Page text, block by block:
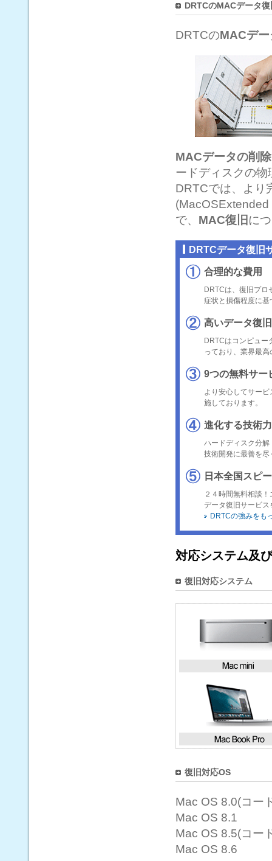
DRTCのMACデータ復
DRTCのMACデ
MACデータの削除
ードディスクの
DRTCでは、より
(MacOSExtended
で、 MAC復旧 に
DRTCデータ復旧
合理的な費用
DRTCは、復旧プロ
症状と損傷程度に
高いデータ復
DRTCはコンピュー
っており、業界最
9つの無料サー
より安心してサー
施しております。
進化する技術力
ハードディスク分
技術開発に最善を尽
日本全国スピ
２４時間無料相談
データ復旧サービ
DRTCの強みをも
対応システム及
復旧対応システム
復旧対応OS
Mac OS 8.0(コー
Mac OS 8.1
Mac OS 8.5(コー
Mac OS 8.6